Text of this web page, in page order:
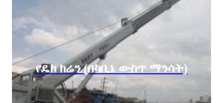
የዴክ ክሬን (በካቢኔ ውስጥ ማንሳት)